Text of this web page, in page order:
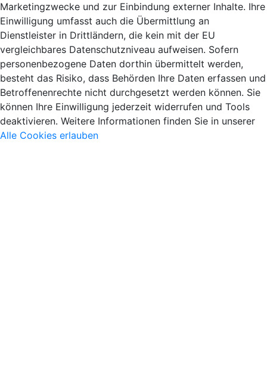
Marketingzwecke und zur Einbindung externer Inhalte. Ihre
Einwilligung umfasst auch die Übermittlung an
Dienstleister in Drittländern, die kein mit der EU
vergleichbares Datenschutzniveau aufweisen. Sofern
personenbezogene Daten dorthin übermittelt werden,
besteht das Risiko, dass Behörden Ihre Daten erfassen und
Betroffenenrechte nicht durchgesetzt werden können. Sie
können Ihre Einwilligung jederzeit widerrufen und Tools
deaktivieren. Weitere Informationen finden Sie in unserer
Alle Cookies erlauben